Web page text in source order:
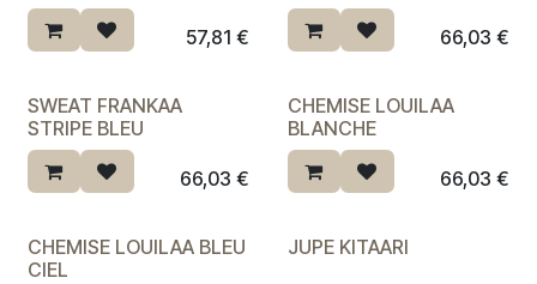
57,81 € 66,03 €
SWEAT FRANKAA
STRIPE BLEU
66,03 €
CHEMISE LOUILAA
BLANCHE
66,03 €
CHEMISE LOUILAA BLEU
CIEL
JUPE KITAARI